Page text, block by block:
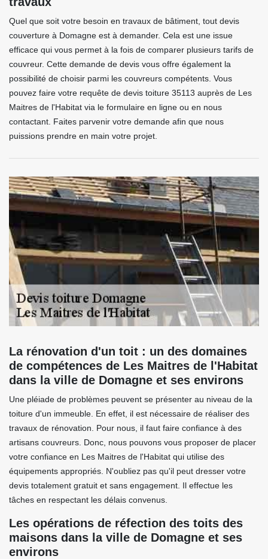
Quel que soit votre besoin en travaux de bâtiment, tout devis
couverture à Domagne est à demander. Cela est une issue
efficace qui vous permet à la fois de comparer plusieurs tarifs de
couvreur. Cette demande de devis vous offre également la
possibilité de choisir parmi les couvreurs compétents. Vous
pouvez faire votre requête de devis toiture 35113 auprès de Les
Maitres de l'Habitat via le formulaire en ligne ou en nous
contactant. Faites parvenir votre demande afin que nous
puissions prendre en main votre projet.
La rénovation d'un toit : un des domaines
de compétences de Les Maitres de l'Habitat
dans la ville de Domagne et ses environs
Une pléiade de problèmes peuvent se présenter au niveau de la
toiture d'un immeuble. En effet, il est nécessaire de réaliser des
travaux de rénovation. Pour nous, il faut faire confiance à des
artisans couvreurs. Donc, nous pouvons vous proposer de placer
votre confiance en Les Maitres de l'Habitat qui utilise des
équipements appropriés. N'oubliez pas qu'il peut dresser votre
devis totalement gratuit et sans engagement. Il effectue les
tâches en respectant les délais convenus.
Les opérations de réfection des toits des
maisons dans la ville de Domagne et ses
environs